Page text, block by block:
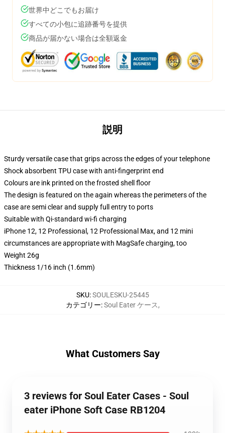
世界中どこでもお届け
すべての小包に追跡番号を提供
商品が届かない場合は全額返金
説明
Sturdy versatile case that grips across the edges of your telephone
Shock absorbent TPU case with anti-fingerprint end
Colours are ink printed on the frosted shell floor
The design is featured on the again whereas the perimeters of the
case are semi clear and supply full entry to ports
Suitable with Qi-standard wi-fi charging
iPhone 12, 12 Professional, 12 Professional Max, and 12 mini
circumstances are appropriate with MagSafe charging, too
Weight 26g
Thickness 1/16 inch (1.6mm)
SKU:SOULESKU-25445
カテゴリー:Soul Eater ケース,
What Customers Say
3 reviews for Soul Eater Cases - Soul
eater iPhone Soft Case RB1204